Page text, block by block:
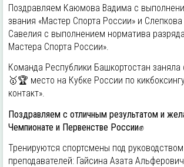
Поздравляем Каюмова Вадима с
звания «Мастер Спорта России» и Слепкова
Савелия с выполнением норматива
Мастера Спорта России».
Команда Республики Башкортостан заняла
🥇🏆 место на Кубке России по
контакт».
Поздравляем с отличным результатом и
Чемпионате и Первенстве России✊
Тренируются спортсмены под
преподавателей: Гайсина Азата